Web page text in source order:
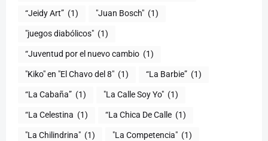
“Jeidy Art” (1) "Juan Bosch" (1)
"juegos diabólicos" (1)
“Juventud por el nuevo cambio (1)
"Kiko" en "El Chavo del 8" (1) “La Barbie” (1)
“La Cabaña” (1) "La Calle Soy Yo" (1)
“La Celestina (1) “La Chica De Calle (1)
"La Chilindrina" (1) "La Competencia" (1)